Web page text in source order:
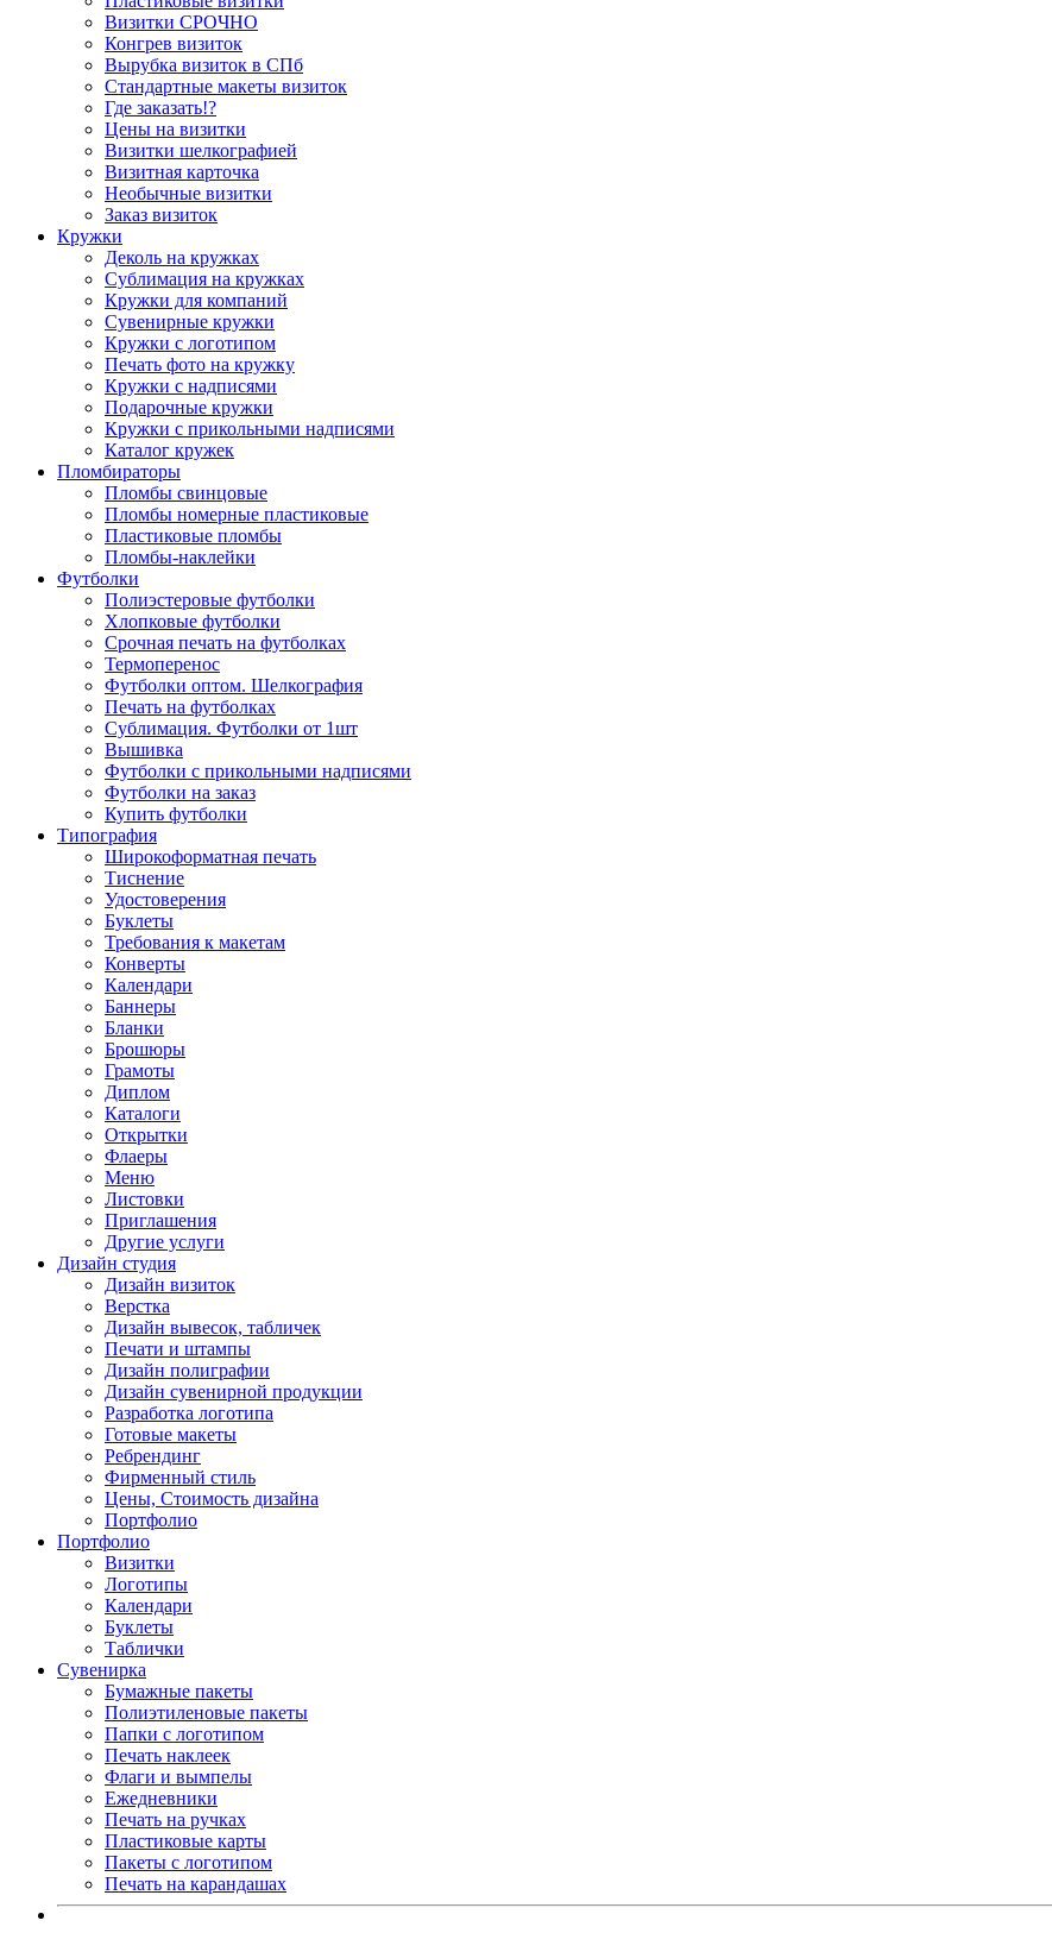
Визитки СРОЧНО
Конгрев визиток
Вырубка визиток в СПб
Стандартные макеты визиток
Где заказать!?
Цены на визитки
Визитки шелкографией
Визитная карточка
Необычные визитки
Заказ визиток
Кружки
Деколь на кружках
Сублимация на кружках
Кружки для компаний
Сувенирные кружки
Кружки с логотипом
Печать фото на кружку
Кружки с надписями
Подарочные кружки
Кружки с прикольными надписями
Каталог кружек
Пломбираторы
Пломбы свинцовые
Пломбы номерные пластиковые
Пластиковые пломбы
Пломбы-наклейки
Футболки
Полиэстеровые футболки
Хлопковые футболки
Срочная печать на футболках
Термоперенос
Футболки оптом. Шелкография
Печать на футболках
Сублимация. Футболки от 1шт
Вышивка
Футболки с прикольными надписями
Футболки на заказ
Купить футболки
Типография
Широкоформатная печать
Тиснение
Удостоверения
Буклеты
Требования к макетам
Конверты
Календари
Баннеры
Бланки
Брошюры
Грамоты
Диплом
Каталоги
Открытки
Флаеры
Меню
Листовки
Приглашения
Другие услуги
Дизайн студия
Дизайн визиток
Верстка
Дизайн вывесок, табличек
Печати и штампы
Дизайн полиграфии
Дизайн сувенирной продукции
Разработка логотипа
Готовые макеты
Ребрендинг
Фирменный стиль
Цены, Стоимость дизайна
Портфолио
Портфолио
Визитки
Логотипы
Календари
Буклеты
Таблички
Сувенирка
Бумажные пакеты
Полиэтиленовые пакеты
Папки с логотипом
Печать наклеек
Флаги и вымпелы
Ежедневники
Печать на ручках
Пластиковые карты
Пакеты с логотипом
Печать на карандашах